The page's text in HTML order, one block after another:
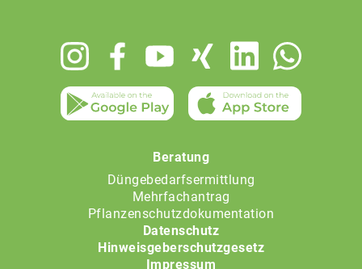
Beratung
Düngebedarfsermittlung
Mehrfachantrag
Pflanzenschutzdokumentation
Datenschutz
Hinweisgeberschutzgesetz
Impressum